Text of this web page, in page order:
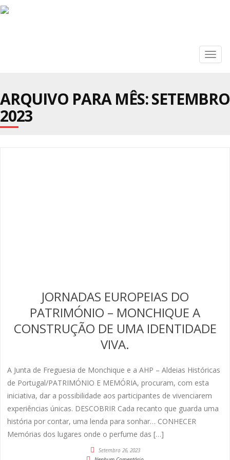
ARQUIVO PARA MÊS:SETEMBRO
2023
JORNADAS EUROPEIAS DO
PATRIMÓNIO – MONCHIQUE A
CONSTRUÇÃO DE UMA IDENTIDADE
VIVA.
A Junta de Freguesia de Monchique e a AHP – Aldeias Históricas
de Portugal/PATRIMÓNIO E MEMÓRIA, procuram, com esta
iniciativa, dar a possibilidade aos participantes de vivenciarem
experiências únicas. DESCOBRIR Cada recanto que guarda uma
história por contar, uma lenda para sonhar… CONHECER
Memórias dos lugares onde o perfume das […]
Setembro 26, 2023